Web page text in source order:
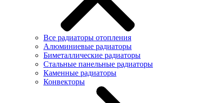
Все радиаторы отопления
Алюминиевые радиаторы
Биметаллические радиаторы
Стальные панельные радиаторы
Каменные радиаторы
Конвекторы